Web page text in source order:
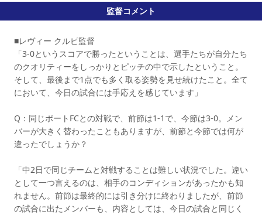
子供のサッカースクール
その他スポーツクラブ
監督コメント
■レヴィー クルピ監督
「3-0というスコアで勝ったということは、選手たちが自分たち
のクオリティーをしっかりとピッチの中で示したということ。
そして、最後まで1点でも多く取る姿勢を見せ続けたこと。全て
において、今日の試合には手応えを感じています」
Q：同じポートFCとの対戦で、前節は1-1で、今節は3-0。メン
バーが大きく替わったこともありますが、前節と今節では何が
違ったでしょうか？
「中2日で同じチームと対戦することは難しい状況でした。違い
として一つ言えるのは、相手のコンディションがあったかも知
れません。前節は最終的には引き分けに終わりましたが、前節
の試合に出たメンバーも、内容としては、今日の試合と同じく